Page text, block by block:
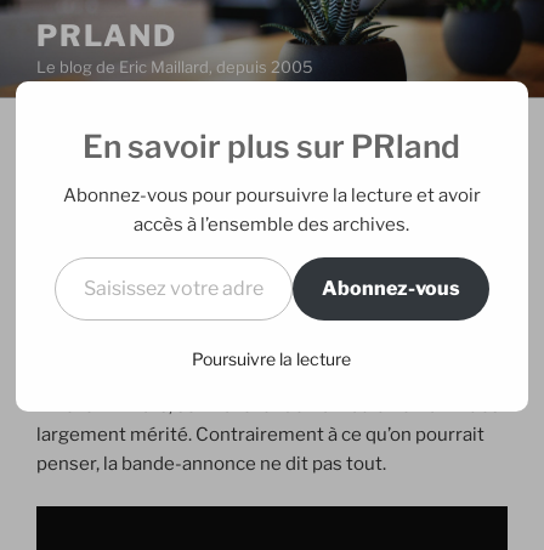
Aller
contenu
principal
PRLAND
Le blog de Eric Maillard, depuis 2005
PUBLIÉ
03/02/2009PARERIC
La journée de la jupe avec Adjani
au cinéma
J’en avais fait le pari, j’en étais sûr, plus en tout cas que
le réalisateur Jean-Paul Lilienfeld qui dans les
commentaires qu’il a laissé ne pensait pas que c’était
largement mérité. Contrairement à ce qu’on pourrait
penser, la bande-annonce ne dit pas tout.
En savoir plus sur PRland
Abonnez-vous pour poursuivre la lecture et avoir
accès à l’ensemble des archives.
Saisissez votre adresse e-mail…
Abonnez-vous
Poursuivre la lecture